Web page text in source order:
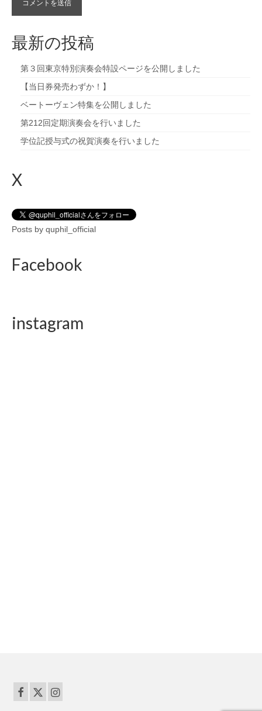
最新の投稿
第３回東京特別演奏会特設ページを公開しました
【当日券発売わずか！】
ベートーヴェン特集を公開しました
第212回定期演奏会を行いました
学位記授与式の祝賀演奏を行いました
X
Posts by quphil_official
Facebook
instagram